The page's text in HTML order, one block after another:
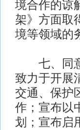
境合作的谅
架》方面取
境等领域的
七、同意
致力于开展
交通、保护
作；宣布以
划；宣布启